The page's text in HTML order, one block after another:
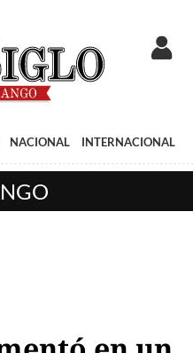
NACIONAL INTERNACIONAL